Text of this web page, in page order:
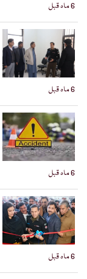
6 ماہ قبل
6 ماہ قبل
6 ماہ قبل
6 ماہ قبل